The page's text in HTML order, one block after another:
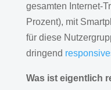
gesamten Internet-
Prozent), mit
für diese
dringend
Was ist eigentlich